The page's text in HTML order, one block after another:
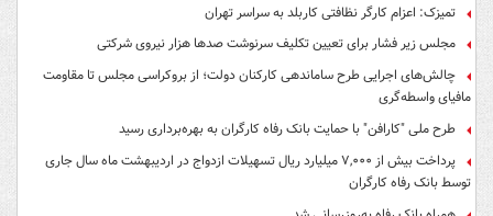
تمیزک: اعزام کارگر نظافتی کاربلد به سراسر تهران
مجلس زیر فشار برای تعیین تکلیف سرنوشت صدها هزار نیروی شرکتی
چالش‌های اجرایی طرح ساماندهی کارکنان دولت؛ از بروکراسی مجلس تا مقاومت
مافیای واسطه‌گری
طرح ملی "کارافن" با حمایت بانک رفاه کارگران به بهره‌برداری رسید
پرداخت بیش از ۷,۰۰۰ میلیارد ریال تسهیلات ازدواج در اردیبهشت ماه سال جاری
توسط بانک رفاه کارگران